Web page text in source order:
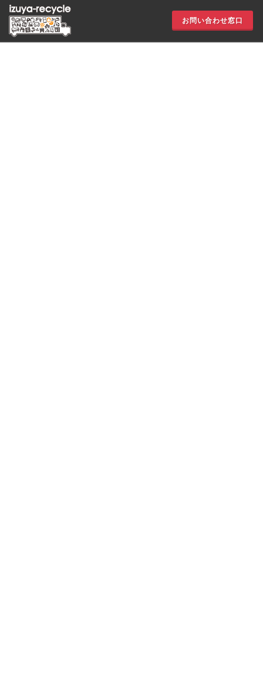
お問い合わせ窓口